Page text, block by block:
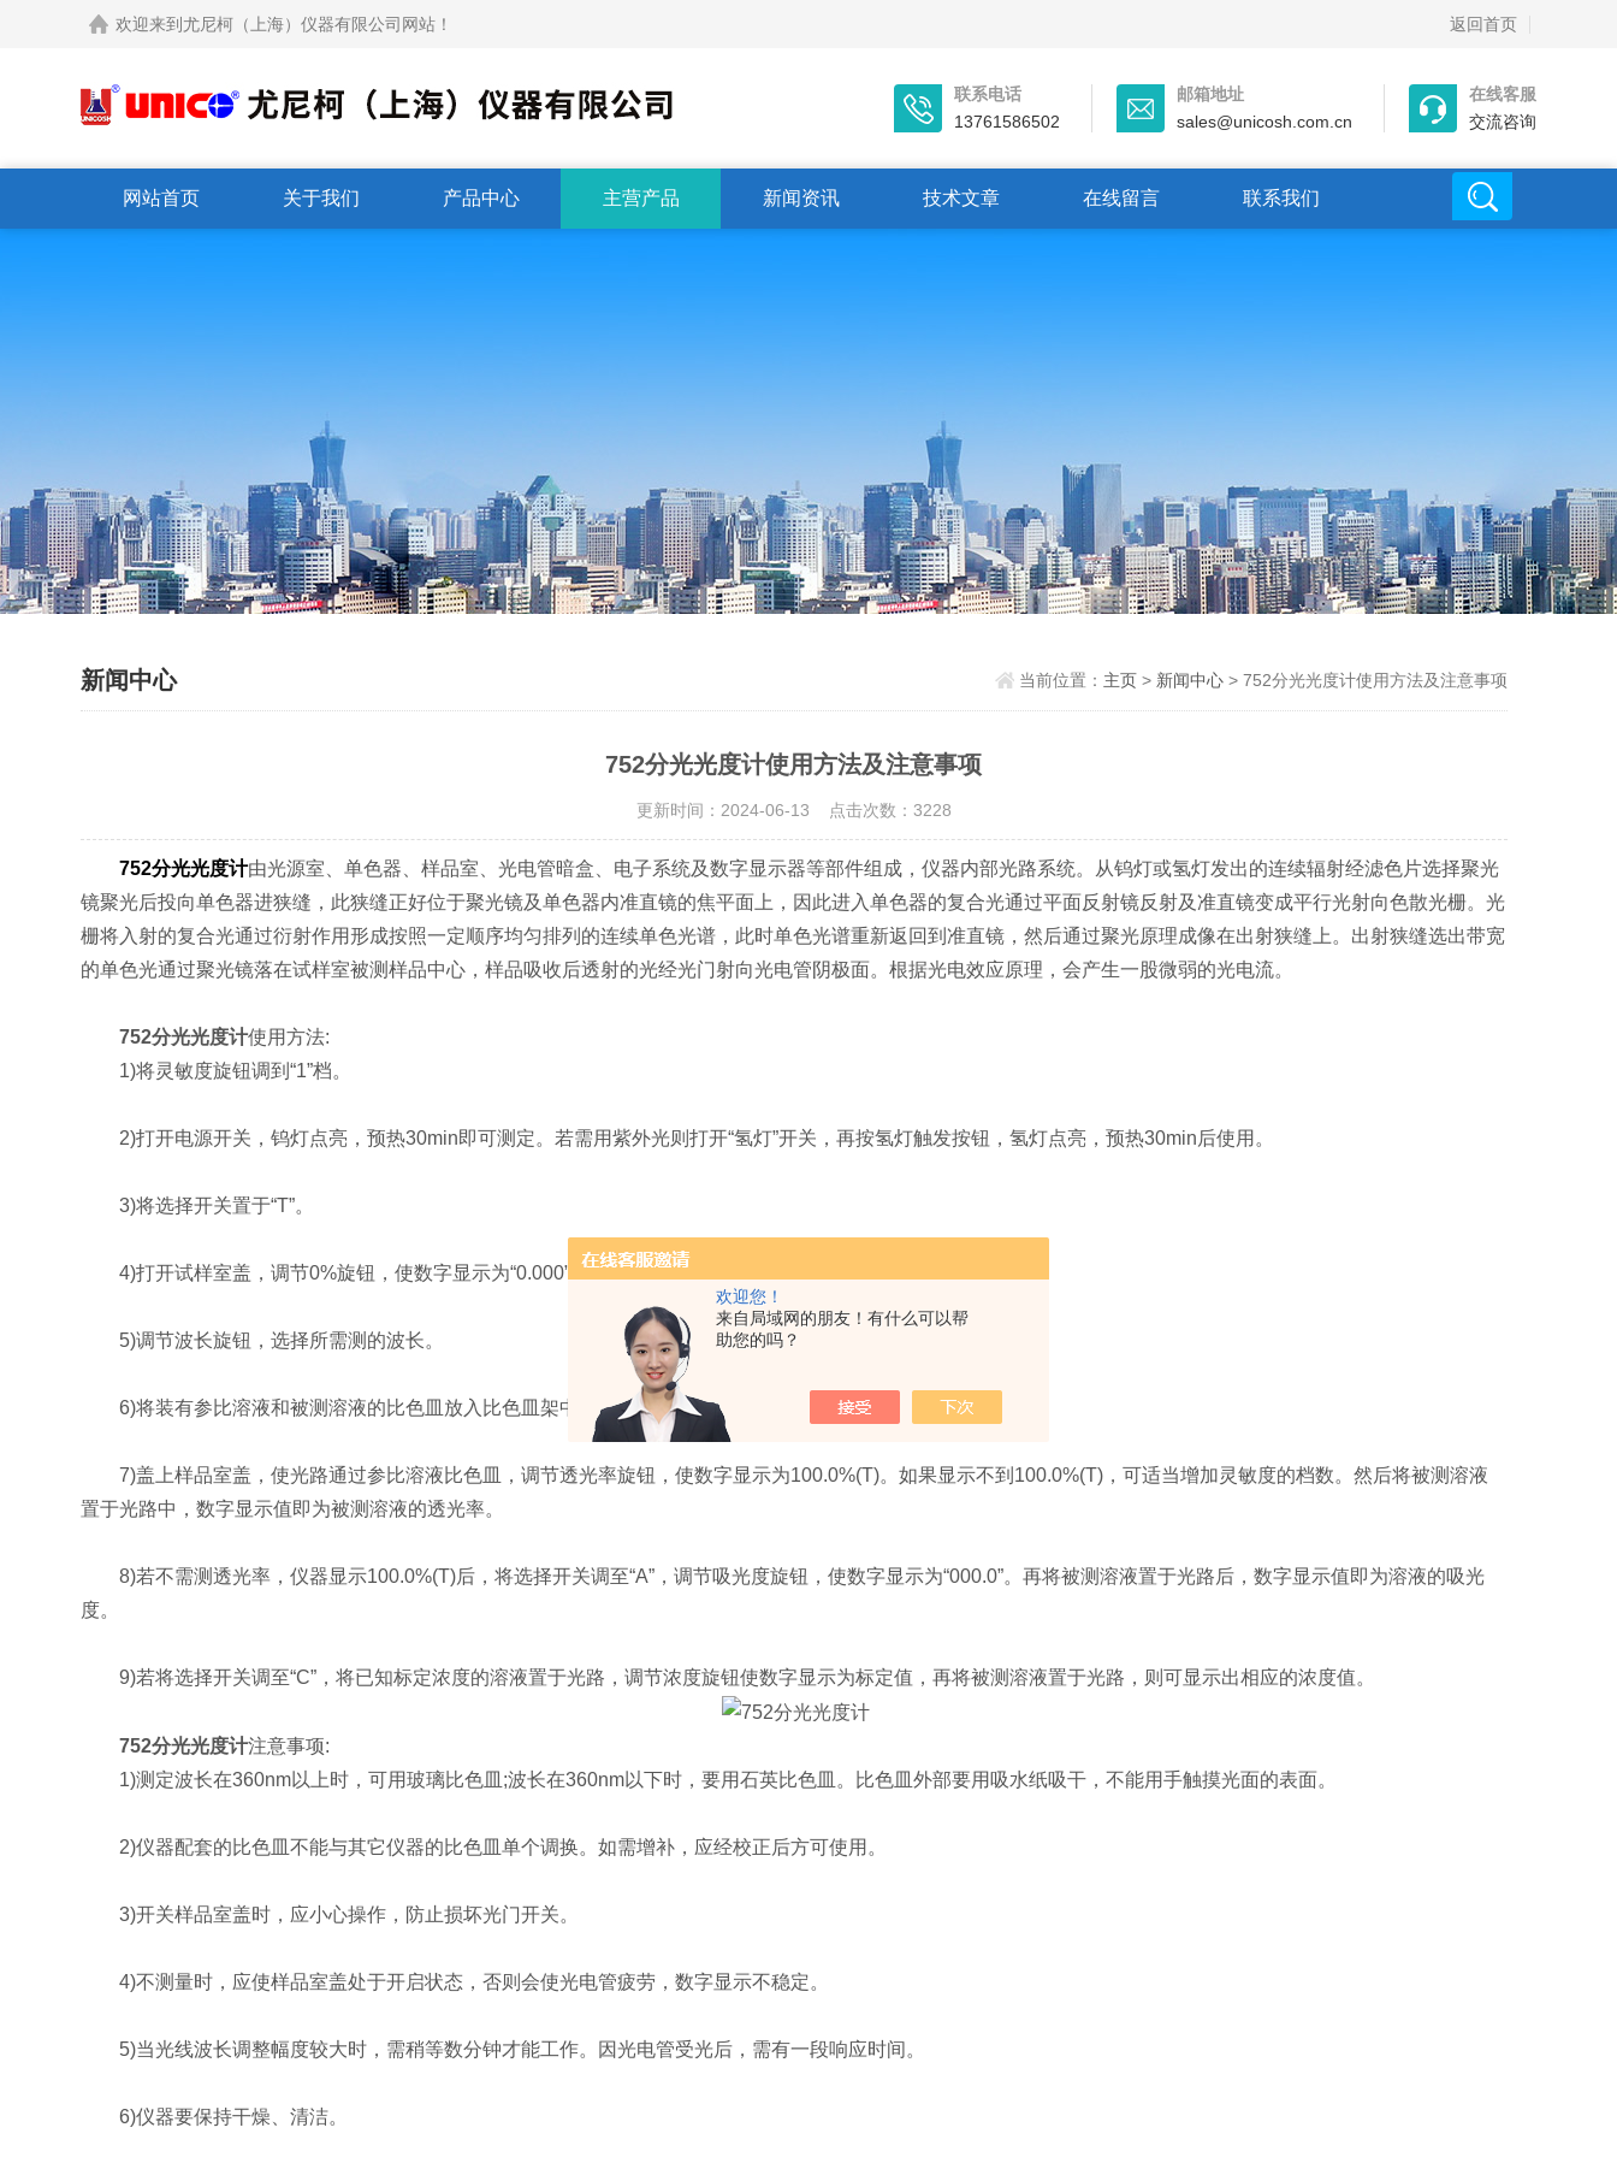
欢迎您！
来自局域网的朋友！有什么可以帮
助您的吗？
欢迎来到尤尼柯（上海）仪器有限公司网站！ 返回首页
联系电话
13761586502
邮箱地址
sales@unicosh.com.cn
在线客服
交流咨询
网站首页 关于我们 产品中心 主营产品 新闻资讯 技术文章 在线留言 联系我们
新闻中心 当前位置： 主页> 新闻中心> 752分光光度计使用方法及注意事项
752分光光度计使用方法及注意事项
更新时间：2024-06-13 点击次数：3228
752分光光度计由光源室、单色器、样品室、光电管暗盒、电子系统及数字显示器等部件组成，仪器内部光路系统。从钨灯或氢灯发出的连续辐射经滤色片选择聚光
镜聚光后投向单色器进狭缝，此狭缝正好位于聚光镜及单色器内准直镜的焦平面上，因此进入单色器的复合光通过平面反射镜反射及准直镜变成平行光射向色散光栅。光
栅将入射的复合光通过衍射作用形成按照一定顺序均匀排列的连续单色光谱，此时单色光谱重新返回到准直镜，然后通过聚光原理成像在出射狭缝上。出射狭缝选出带宽
的单色光通过聚光镜落在试样室被测样品中心，样品吸收后透射的光经光门射向光电管阴极面。根据光电效应原理，会产生一股微弱的光电流。
752分光光度计使用方法:
1)将灵敏度旋钮调到“1”档。
2)打开电源开关，钨灯点亮，预热30min即可测定。若需用紫外光则打开“氢灯”开关，再按氢灯触发按钮，氢灯点亮，预热30min后使用。
3)将选择开关置于“T”。
4)打开试样室盖，调节0%旋钮，使数字显示为“0.000”。
5)调节波长旋钮，选择所需测的波长。
6)将装有参比溶液和被测溶液的比色皿放入比色皿架中。
7)盖上样品室盖，使光路通过参比溶液比色皿，调节透光率旋钮，使数字显示为100.0%(T)。如果显示不到100.0%(T)，可适当增加灵敏度的档数。然后将被测溶液
置于光路中，数字显示值即为被测溶液的透光率。
8)若不需测透光率，仪器显示100.0%(T)后，将选择开关调至“A”，调节吸光度旋钮，使数字显示为“000.0”。再将被测溶液置于光路后，数字显示值即为溶液的吸光
度。
9)若将选择开关调至“C”，将已知标定浓度的溶液置于光路，调节浓度旋钮使数字显示为标定值，再将被测溶液置于光路，则可显示出相应的浓度值。
752分光光度计注意事项:
1)测定波长在360nm以上时，可用玻璃比色皿;波长在360nm以下时，要用石英比色皿。比色皿外部要用吸水纸吸干，不能用手触摸光面的表面。
2)仪器配套的比色皿不能与其它仪器的比色皿单个调换。如需增补，应经校正后方可使用。
3)开关样品室盖时，应小心操作，防止损坏光门开关。
4)不测量时，应使样品室盖处于开启状态，否则会使光电管疲劳，数字显示不稳定。
5)当光线波长调整幅度较大时，需稍等数分钟才能工作。因光电管受光后，需有一段响应时间。
6)仪器要保持干燥、清洁。